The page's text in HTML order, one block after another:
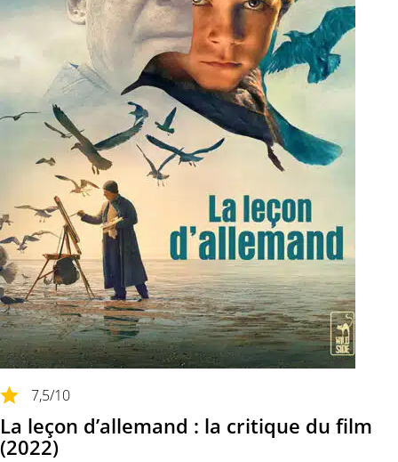
7,5/10
La leçon d’allemand : la critique du film
(2022)